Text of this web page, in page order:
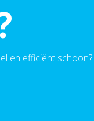
en efficiënt schoon?